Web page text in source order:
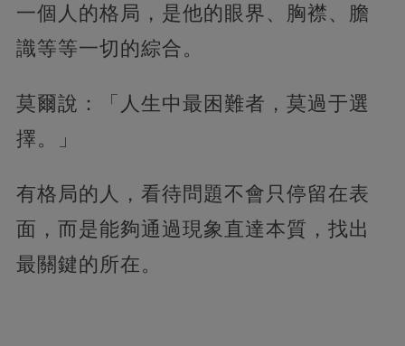
一個人的格局，是他的眼界、胸襟、膽
識等等一切的綜合。
莫爾說：「人生中最困難者，莫過于選
擇。」
有格局的人，看待問題不會只停留在表
面，而是能夠通過現象直達本質，找出
最關鍵的所在。